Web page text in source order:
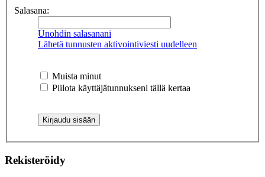
Salasana:
Unohdin salasanani
Lähetä tunnusten aktivointiviesti uudelleen
Muista minut
Piilota käyttäjätunnukseni tällä kertaa
Rekisteröidy